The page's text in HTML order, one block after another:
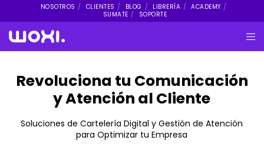
NOSOTROS CLIENTES BLOG LIBRERÍA
ACADEMY
SUMATE
SOPORTE
Revoluciona tu Comunicación
y Atención al Cliente
Soluciones de Cartelería Digital y Gestión de Atención
para Optimizar tu Empresa